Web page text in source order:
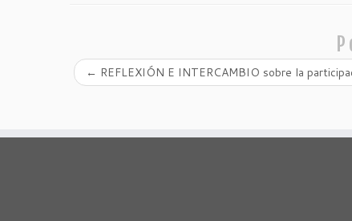
← REFLEXIÓN E INTERCAMBIO sobre la